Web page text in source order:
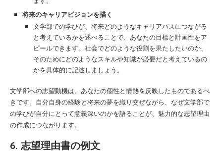
将来のキャリアビジョンを描く
文学部での学びが、将来どのようなキャリアパスにつながる
と考えているかを述べることで、あなたの目標と計画性をア
ピールできます。社会でどのような役割を果たしたいのか、
そのためにどのようなスキルや知識が必要だと考えているの
かを具体的に記述しましょう。
文学部への志望動機は、あなたの個性と情熱を反映したものであるべ
きです。自分自身の経験と将来の夢を織り交ぜながら、なぜ文学部で
の学びが自分にとって意義深いのかを語ることが、魅力的な志望理由
の作成につながります。
6. 志望理由書の例文